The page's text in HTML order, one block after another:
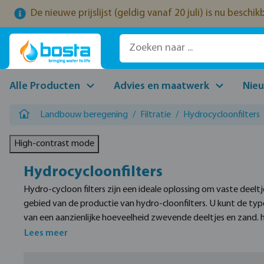
de hoofdinhoud
Ga naar de zoekopdracht
Ga naar de hoofdnavigatie
De nieuwe prijslijst (geldig vanaf 20 juli) is nu
Alle Producten Advies en maatwerk
Landbouw beregening / Filtratie / Hydrocycloonfilters
High-contrast mode
Hydrocycloonfilters
Hydro-cycloon filters zijn een ideale oplossing om vaste
gebied van de productie van hydro-cloonfilters. U kunt de
van een aanzienlijke hoeveelheid zwevende deeltjes en
bronwater, het type HFP is daarnaast ook zeer geschikt
Lees meer